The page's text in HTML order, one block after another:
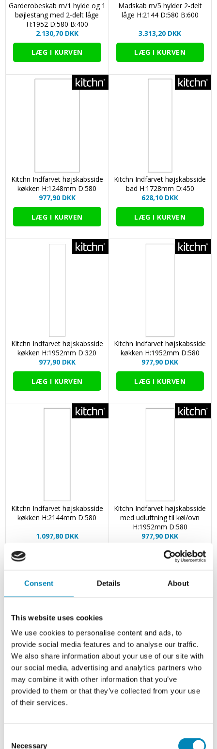
Consent Details About
This website uses cookies
We use cookies to personalise content and ads, to
provide social media features and to analyse our traffic.
We also share information about your use of our site with
our social media, advertising and analytics partners who
may combine it with other information that you’ve
provided to them or that they’ve collected from your use
of their services.
Necessary
Garderobeskab m/1 hylde og 1
bøjlestang med 2-delt låge
H:1952 D:580 B:400
2.130,70 DKK
Madskab m/5 hylder 2-delt
låge H:2144 D:580 B:600
3.313,20 DKK
Kitchn Indfarvet højskabsside
køkken H:1248mm D:580
977,90 DKK
Kitchn Indfarvet højskabsside
bad H:1728mm D:450
628,10 DKK
Kitchn Indfarvet højskabsside
køkken H:1952mm D:320
977,90 DKK
Kitchn Indfarvet højskabsside
køkken H:1952mm D:580
977,90 DKK
Kitchn Indfarvet højskabsside
køkken H:2144mm D:580
1.097,80 DKK
Kitchn Indfarvet højskabsside
med udluftning til køl/ovn
H:1952mm D:580
977,90 DKK
Kitchn Indfarvet højskabsside
med udluftning til
køl/ovnH:2144mm D:580
Kitchn Komfurskab, m/lav
skuffe, 96mm frontstykke i